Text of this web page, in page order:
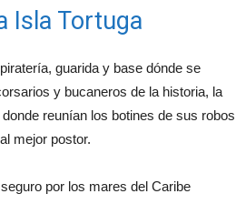
Isla Tortuga
guarida y base dónde se
y bucaneros de la historia, la
reunían los botines de sus robos
mejor postor.
por los mares del Caribe